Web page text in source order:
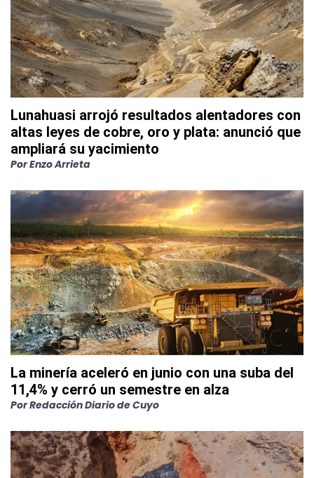
Lunahuasi arrojó resultados alentadores con
altas leyes de cobre, oro y plata: anunció que
ampliará su yacimiento
PorEnzo Arrieta
La minería aceleró en junio con una suba del
11,4% y cerró un semestre en alza
PorRedacción Diario de Cuyo